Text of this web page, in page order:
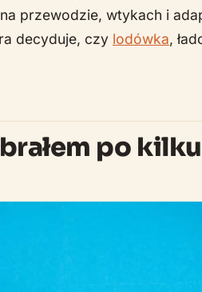
przewodzie, wtykach i
decyduje, czy lodówka,
po